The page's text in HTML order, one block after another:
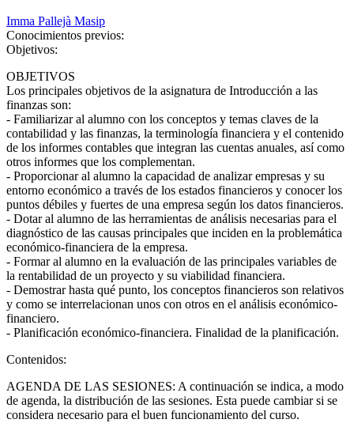
Imma Pallejà Masip
Conocimientos previos:
Objetivos:
OBJETIVOS
Los principales objetivos de la asignatura de Introducción a las
finanzas son:
- Familiarizar al alumno con los conceptos y temas claves de la
contabilidad y las finanzas, la terminología financiera y el contenido
de los informes contables que integran las cuentas anuales, así como
otros informes que los complementan.
- Proporcionar al alumno la capacidad de analizar empresas y su
entorno económico a través de los estados financieros y conocer los
puntos débiles y fuertes de una empresa según los datos financieros.
- Dotar al alumno de las herramientas de análisis necesarias para el
diagnóstico de las causas principales que inciden en la problemática
económico-financiera de la empresa.
- Formar al alumno en la evaluación de las principales variables de
la rentabilidad de un proyecto y su viabilidad financiera.
- Demostrar hasta qué punto, los conceptos financieros son relativos
y como se interrelacionan unos con otros en el análisis económico-
financiero.
- Planificación económico-financiera. Finalidad de la planificación.
Contenidos:
AGENDA DE LAS SESIONES: A continuación se indica, a modo
de agenda, la distribución de las sesiones. Esta puede cambiar si se
considera necesario para el buen funcionamiento del curso.